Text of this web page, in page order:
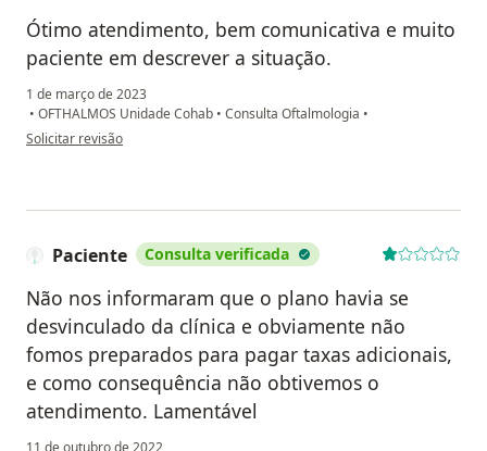
Ótimo atendimento, bem comunicativa e muito
paciente em descrever a situação.
1 de março de 2023
• OFTHALMOS Unidade Cohab • Consulta Oftalmologia •
na opinião do utilizador Rodrigo
Solicitar revisão
Paciente Consulta verificada
Não nos informaram que o plano havia se
desvinculado da clínica e obviamente não
fomos preparados para pagar taxas adicionais,
e como consequência não obtivemos o
atendimento. Lamentável